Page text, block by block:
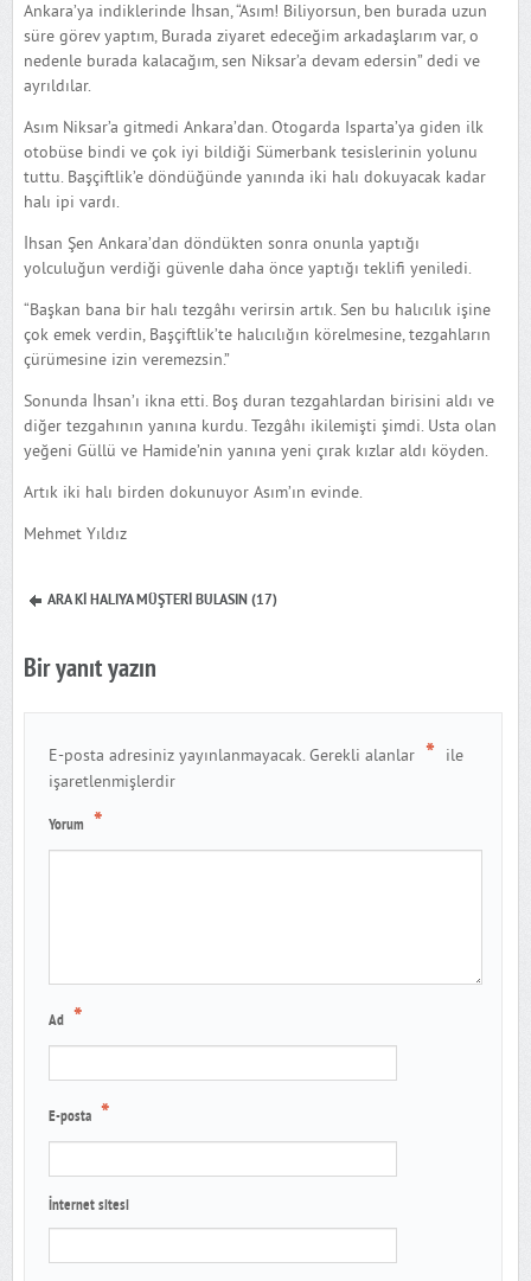
Ankara’ya indiklerinde İhsan, “Asım! Biliyorsun, ben burada uzun
süre görev yaptım, Burada ziyaret edeceğim arkadaşlarım var, o
nedenle burada kalacağım, sen Niksar’a devam edersin” dedi ve
ayrıldılar.
Asım Niksar’a gitmedi Ankara’dan. Otogarda Isparta’ya giden ilk
otobüse bindi ve çok iyi bildiği Sümerbank tesislerinin yolunu
tuttu. Başçiftlik’e döndüğünde yanında iki halı dokuyacak kadar
halı ipi vardı.
İhsan Şen Ankara’dan döndükten sonra onunla yaptığı
yolculuğun verdiği güvenle daha önce yaptığı teklifi yeniledi.
“Başkan bana bir halı tezgâhı verirsin artık. Sen bu halıcılık işine
çok emek verdin, Başçiftlik’te halıcılığın körelmesine, tezgahların
çürümesine izin veremezsin.”
Sonunda İhsan’ı ikna etti. Boş duran tezgahlardan birisini aldı ve
diğer tezgahının yanına kurdu. Tezgâhı ikilemişti şimdi. Usta olan
yeğeni Güllü ve Hamide’nin yanına yeni çırak kızlar aldı köyden.
Artık iki halı birden dokunuyor Asım’ın evinde.
Mehmet Yıldız
ARA Kİ HALIYA MÜŞTERİ BULASIN (17)
Bir yanıt yazın
E-posta adresiniz yayınlanmayacak. Gerekli alanlar *
ile
işaretlenmişlerdir
Yorum *
Ad *
E-posta *
İnternet sitesi